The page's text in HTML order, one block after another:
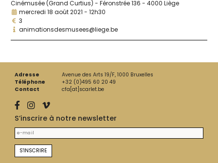
Cinémusée (Grand Curtius) - Féronstrée 136 - 4000 Liège
mercredi 18 août 2021 - 12h30
3
animationsdesmusees@liege.be
Adresse
Avenue des Arts 19/F, 1000 Bruxelles
Téléphone
+32 (0)495 60 20 49
Contact
cfa[at]scarlet.be
S’inscrire à notre newsletter